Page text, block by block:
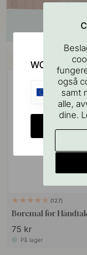
127
Boremal for
75 kr
På lager
også
samt
alle,
dine.
WOULD
EU